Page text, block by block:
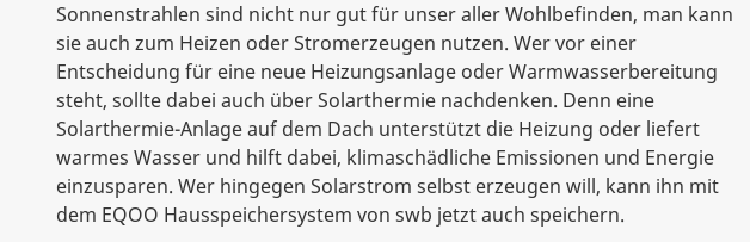
Sonnenstrahlen sind nicht nur gut für unser aller Wohlbefinden, man kann
sie auch zum Heizen oder Stromerzeugen nutzen. Wer vor einer
Entscheidung für eine neue Heizungsanlage oder Warmwasserbereitung
steht, sollte dabei auch über Solarthermie nachdenken. Denn eine
Solarthermie-Anlage auf dem Dach unterstützt die Heizung oder liefert
warmes Wasser und hilft dabei, klimaschädliche Emissionen und Energie
einzusparen. Wer hingegen Solarstrom selbst erzeugen will, kann ihn mit
dem EQOO Hausspeichersystem von swb jetzt auch speichern.